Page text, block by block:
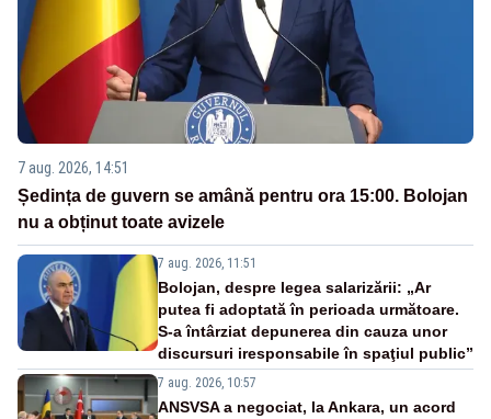
7 aug. 2026, 14:51
Ședința de guvern se amână pentru ora 15:00. Bolojan
nu a obținut toate avizele
7 aug. 2026, 11:51
Bolojan, despre legea salarizării: „Ar
putea fi adoptată în perioada următoare.
S-a întârziat depunerea din cauza unor
discursuri iresponsabile în spaţiul public”
7 aug. 2026, 10:57
ANSVSA a negociat, la Ankara, un acord